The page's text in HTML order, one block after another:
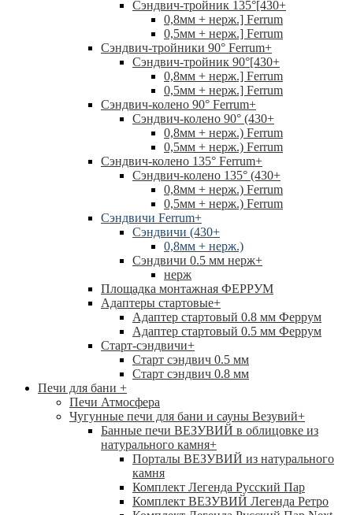
Сэндвич-тройник 135°[430+
0,8мм + нерж.] Ferrum
0,5мм + нерж.] Ferrum
Сэндвич-тройники 90° Ferrum+
Сэндвич-тройник 90°[430+
0,8мм + нерж.] Ferrum
0,5мм + нерж.] Ferrum
Сэндвич-колено 90° Ferrum+
Сэндвич-колено 90° (430+
0,8мм + нерж.) Ferrum
0,5мм + нерж.) Ferrum
Сэндвич-колено 135° Ferrum+
Сэндвич-колено 135° (430+
0,8мм + нерж.) Ferrum
0,5мм + нерж.) Ferrum
Сэндвичи Ferrum+
Сэндвичи (430+
0,8мм + нерж.)
Сэндвичи 0.5 мм нерж+
нерж
Площадка монтажная ФЕРРУМ
Адаптеры стартовые+
Адаптер стартовый 0.8 мм Феррум
Адаптер стартовый 0.5 мм Феррум
Старт-сэндвичи+
Старт сэндвич 0.5 мм
Старт сэндвич 0.8 мм
Печи для бани +
Печи Атмосфера
Чугунные печи для бани и сауны Везувий+
Банные печи ВЕЗУВИЙ в облицовке из
натурального камня+
Порталы ВЕЗУВИЙ из натурального
камня
Комплект Легенда Русский Пар
Комплект ВЕЗУВИЙ Легенда Ретро